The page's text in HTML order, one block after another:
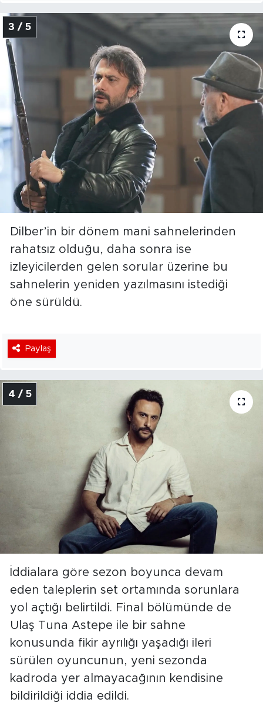
3 / 5
Dilber’in bir dönem mani sahnelerinden
rahatsız olduğu, daha sonra ise
izleyicilerden gelen sorular üzerine bu
sahnelerin yeniden yazılmasını istediği
öne sürüldü.
Paylaş
4 / 5
İddialara göre sezon boyunca devam
eden taleplerin set ortamında sorunlara
yol açtığı belirtildi. Final bölümünde de
Ulaş Tuna Astepe ile bir sahne
konusunda fikir ayrılığı yaşadığı ileri
sürülen oyuncunun, yeni sezonda
kadroda yer almayacağının kendisine
bildirildiği iddia edildi.